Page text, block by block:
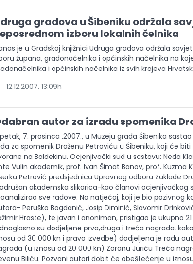
gradova u Šibeniku održala
izboru lokalnih čelnika
je u Gradskoj knjižnici Udruga gradova održala
župana, gradonačelnika i općinskih načelnika na
i općinskih načelnika iz svih krajeva
12.12.2007. 13:09h
autor za izradu spomenika
7. prosinca .2007., u Muzeju grada Šibenika
za spomenik Draženu Petroviću u Šibeniku, koji će
na Baldekinu. Ocjenjivački sud u sastavu: Neda
Vulin akademik, prof. Ivan Šimat Banov, prof. Kuzma
Petrović predsjednica Upravnog odbora Zaklade
akademska slikarica-kao članovi ocjenjivačkog
sve radove. Na natječaj, koji je bio pozivnog
Peruško Bogdanić, Josip Diminić, Slavomir
Hraste), te javan i anoniman, pristigao je ukupno
su dodjeljene prva,druga i treća nagrada,
od 30 000 kn i pravo izvedbe) dodjeljena je radu
(u iznosu od 20 000 kn) Zoranu Juriću Treća
Biliću. Pozvani autori dobit će obeštećenje u